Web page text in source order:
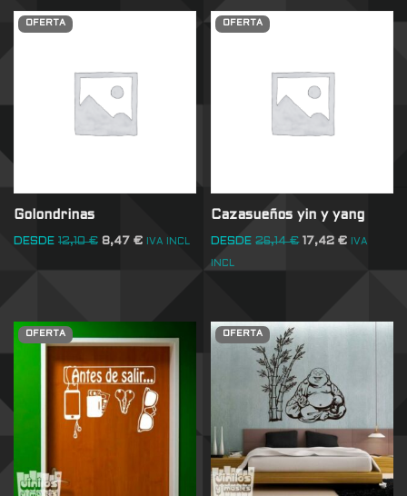
OFERTA
Golondrinas
DESDE 12,10€ 8,47 € IVA INCL
OFERTA
Cazasueños yin y yang
DESDE 26,14€ 17,42€ IVA
INCL
OFERTA OFERTA